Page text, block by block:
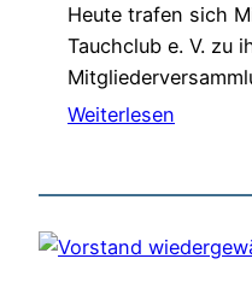
Heute trafen sich
Tauchclub e. V. zu
Weiterlesen